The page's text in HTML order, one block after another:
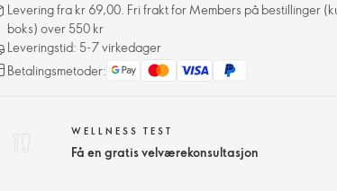
Levering fra kr 69,00. Fri frakt for Members på bestillinger
boks) over 550 kr
Leveringstid: 5-7 virkedager
Betalingsmetoder:
WELLNESS TEST
Få en gratis velværekonsultasjon